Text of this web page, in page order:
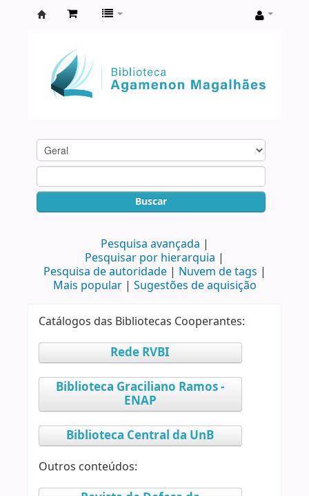
Agamenon
Magalhães
Buscar
Pesquisa avançada
Pesquisar por hierarquia
Pesquisa de autoridade
Nuvem de tags
Mais popular
Sugestões de aquisição
Catálogos das Bibliotecas Cooperantes:
Rede RVBI
Biblioteca Graciliano Ramos -
ENAP
Biblioteca Central da UnB
Outros conteúdos: